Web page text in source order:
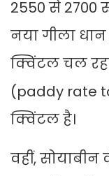
2550 से 2700
नया गीला धान
क्विंटल चल
(paddy rate
क्विंटल है।
वहीं,